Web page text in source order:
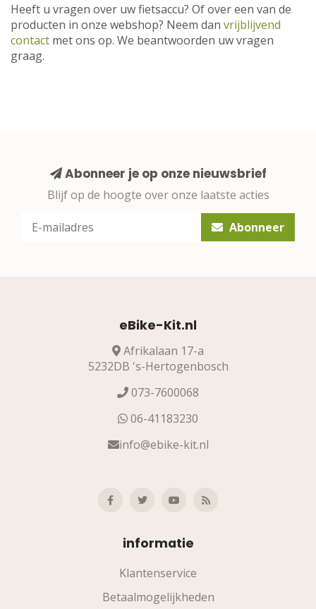
Heeft u vragen over uw fietsaccu? Of over een van de
producten in onze webshop? Neem dan vrijblijvend
contact met ons op. We beantwoorden uw vragen
graag.
Abonneer je op onze nieuwsbrief
Blijf op de hoogte over onze laatste acties
Abonneer
eBike-Kit.nl
Afrikalaan 17-a
5232DB 's-Hertogenbosch
073-7600068
06-41183230
info@ebike-kit.nl
informatie
Klantenservice
Betaalmogelijkheden